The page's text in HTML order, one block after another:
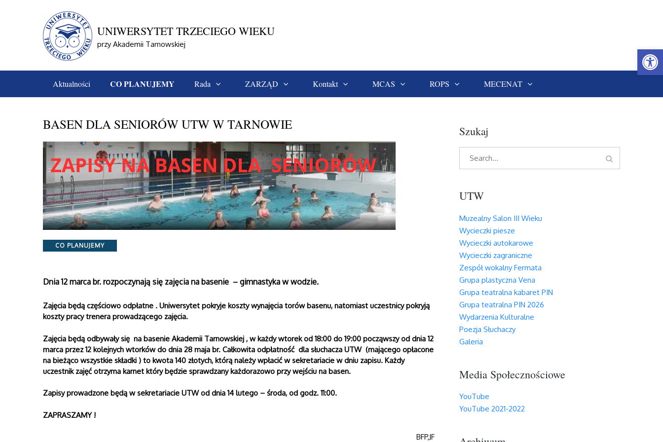
UNIWERSYTET TRZECIEGO WIEKU
przy Akademii Tarnowskiej
Aktualności CO PLANUJEMY Rada ZARZĄD Kontakt MCAS ROPS MECENAT
Home Co Planujemy BASEN DLA SENIORÓW UTW W TARNOWIE
BASEN DLA SENIORÓW UTW W TARNOWIE
Categories
CO PLANUJEMY
Dnia 12 marca br. rozpoczynają się zajęcia na basenie – gimnastyka w wodzie.
Zajęcia będą częściowo odpłatne . Uniwersytet pokryje koszty wynajęcia torów basenu, natomiast uczestnicy pokryją
koszty pracy trenera prowadzącego zajęcia.
Zajęcia będą odbywały się na basenie Akademii Tarnowskiej , w każdy wtorek od 18:00 do 19:00 począwszy od dnia 12
marca przez 12 kolejnych wtorków do dnia 28 maja br. Całkowita odpłatność dla słuchacza UTW (mającego opłacone
na bieżąco wszystkie składki ) to kwota 140 złotych, którą należy wpłacić w sekretariacie w dniu zapisu. Każdy
uczestnik zajęć otrzyma karnet który będzie sprawdzany każdorazowo przy wejściu na basen.
Zapisy prowadzone będą w sekretariacie UTW od dnia 14 lutego – środa, od godz. 11:00.
ZAPRASZAMY !
BFP,JF
Szukaj
Search
UTW
Muzealny Salon III Wieku
Wycieczki piesze
Wycieczki autokarowe
Wycieczki zagraniczne
Zespół wokalny Fermata
Grupa plastyczna Vena
Grupa teatralna kabaret PIN
Grupa teatralna PIN 2026
Wydarzenia Kulturalne
Poezja Słuchaczy
Galeria
Media Społecznościowe
YouTube
YouTube 2021-2022